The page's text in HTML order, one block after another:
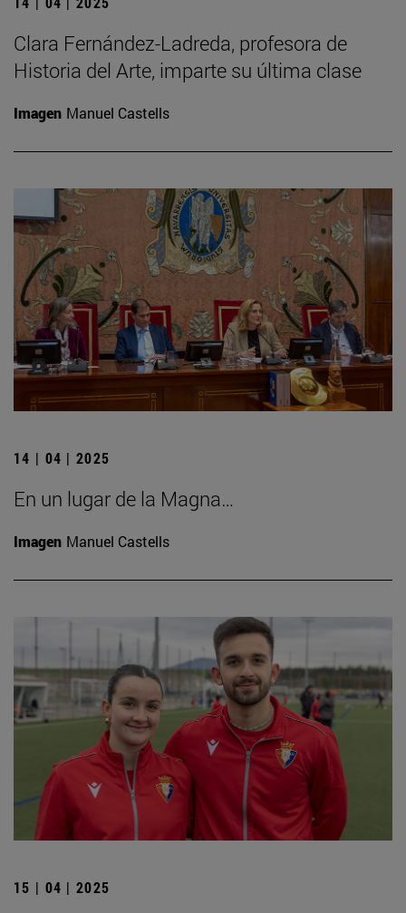
Clara Fernández-Ladreda, profesora de
Historia del Arte, imparte su última clase
Imagen Manuel Castells
14 | 04 | 2025
En un lugar de la Magna…
Imagen Manuel Castells
15 | 04 | 2025